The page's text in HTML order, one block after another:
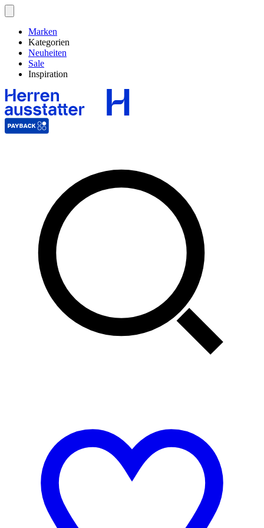
Marken
Kategorien
Neuheiten
Sale
Inspiration